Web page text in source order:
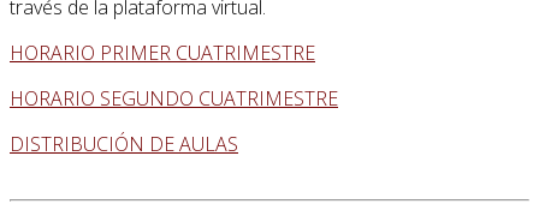
través de la plataforma virtual.
HORARIO PRIMER CUATRIMESTRE
HORARIO SEGUNDO CUATRIMESTRE
DISTRIBUCIÓN DE AULAS